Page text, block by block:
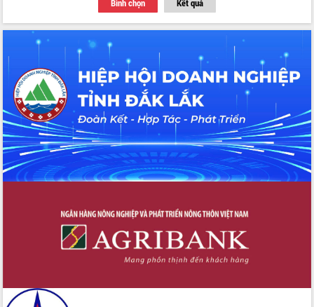
Thứ trưởng Bộ Y tế làm việc với tỉnh
Đắk Lắk về phát triển nhân lực y tế
cho trạm y tế cấp xã
Du lịch Đắk Lắk nâng tầm trải nghiệm
du khách thông qua Hệ thống cơ sở dữ
liệu và Bản đồ số
Tập huấn ứng dụng trí tuệ nhân tạo (AI)
trong thương mại điện tử năm 2026
Đoàn đại biểu Quốc hội tỉnh Đắk Lắk
trao đổi thông tin trước Kỳ họp thứ
nhất, Quốc hội khóa XVI
Quyết liệt cải cách hành chính, khơi
Nâng cao hiệu lực, hiệu quả HĐND
tỉnh thông qua hiện đại hóa hành chính
Xã Ea Phê gắn cải cách hành chính với
Hồ Thị Nguyên Thảo làm việc tại Trung
tâm Phục vụ hành chính công xã Ea
Bình chọn Kết quả